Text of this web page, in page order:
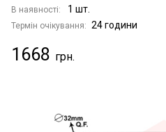
В наявності: 1 шт.
Термін очікування: 24 години
1668